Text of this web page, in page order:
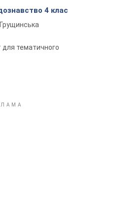
4 клас
Грущинська
тематичного